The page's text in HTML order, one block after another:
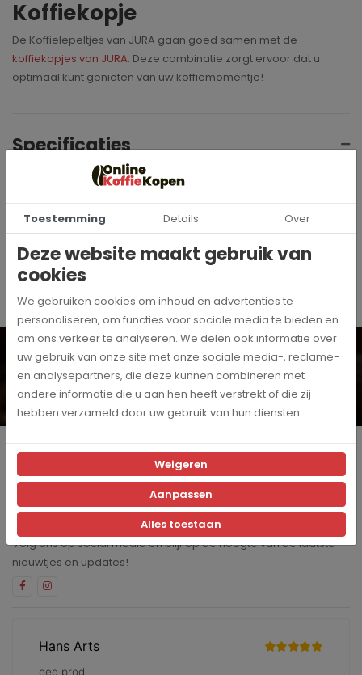
Koffiekopje
De Koffielepeltjes van JURA gaan goed samen met de
koffiekopjes van JURA. Deze combinatie zorgt ervoor dat u
optimaal kunt genieten van uw koffiemomentje!
Specificaties
Artikelnummer
Merk Jura
Wil je op de hoogte blijven? Schrijf je dan in voor onze
digitale nieuwsbrief!
Inschrijven
Ja, ik schrijf me in voor de maandelijkse marketingpromoties
Producten
Volg ons op social media en blijf op de hoogte van de laatste
nieuwtjes en updates!
Toestemming Details Over
Deze website maakt gebruik van
cookies
We gebruiken cookies om inhoud en advertenties te
personaliseren, om functies voor sociale media te bieden en
om ons verkeer te analyseren. We delen ook informatie over
uw gebruik van onze site met onze sociale media-, reclame-
en analysepartners, die deze kunnen combineren met
andere informatie die u aan hen heeft verstrekt of die zij
hebben verzameld door uw gebruik van hun diensten.
Weigeren
Aanpassen
Alles toestaan